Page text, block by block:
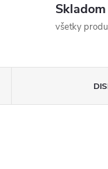
Skladom
všetky